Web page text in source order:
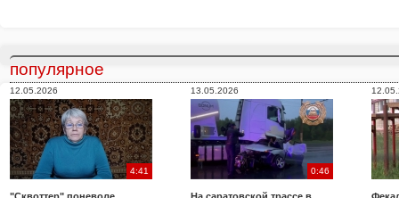
популярное
12.05.2026
4:41
13.05.2026
0:46